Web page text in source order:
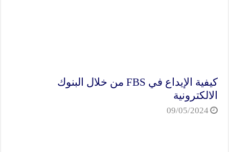
كيفية الإيداع في FBS من خلال البنوك
الالكترونية
09/05/2024